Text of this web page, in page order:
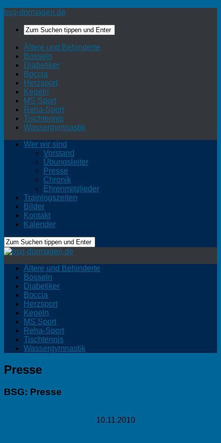
bsg-dormagen.de
Ältere und Behinderte
Bosseln
Diabetiker
Boccia
Herzsport
Kegeln
MS Sport
Reha-Sport
Tischtennis
Wassergymnastik
Wer wir sind
Vorstand
Übungsleiter
Presse
Chronik
Ehrenmitglieder
Trainingszeiten
Bilder
Kontakt
Kalender
Ältere und Behinderte
Bosseln
Diabetiker
Boccia
Herzsport
Kegeln
MS Sport
Reha-Sport
Tischtennis
Wassergymnastik
Presse
BSG: Presse
10.11.2010